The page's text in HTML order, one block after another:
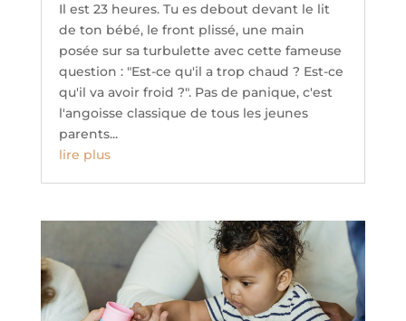
Il est 23 heures. Tu es debout devant le lit
de ton bébé, le front plissé, une main
posée sur sa turbulette avec cette fameuse
question : "Est-ce qu'il a trop chaud ? Est-ce
qu'il va avoir froid ?". Pas de panique, c'est
l'angoisse classique de tous les jeunes
parents...
lire plus